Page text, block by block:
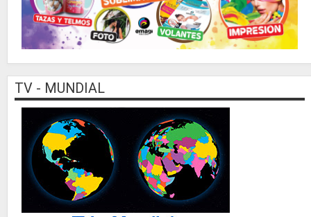
TV - MUNDIAL